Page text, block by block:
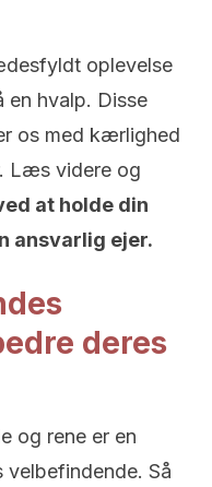
oplevelse
en hvalp. Disse
os med kærlighed
Læs videre og
at holde din
ansvarlig ejer.
deres
og rene er en
Så